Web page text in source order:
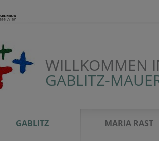
WILLKOMMEN
GABLITZ-
GABLITZ MARIA RAST